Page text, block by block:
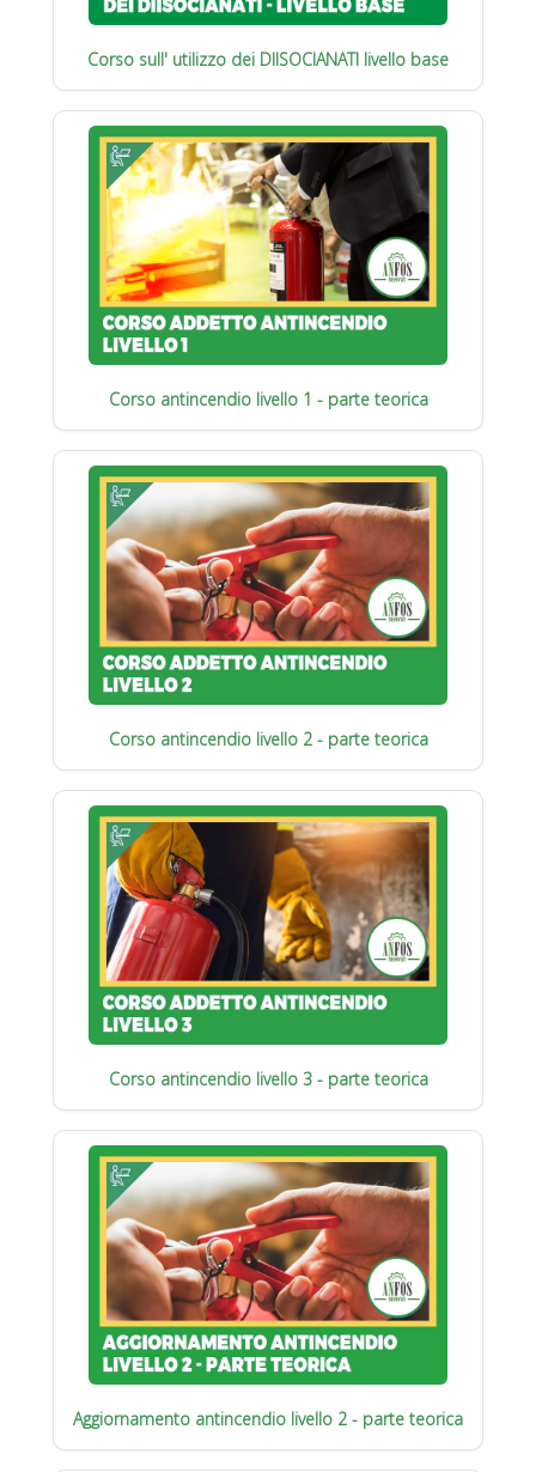
Corso sull' utilizzo dei DIISOCIANATI livello base
Corso antincendio livello 1 - parte teorica
Corso antincendio livello 2 - parte teorica
Corso antincendio livello 3 - parte teorica
Aggiornamento antincendio livello 2 - parte teorica